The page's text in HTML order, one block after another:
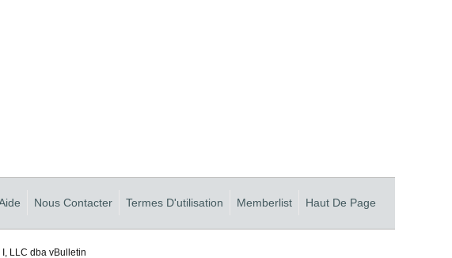
Nous Contacter Termes D'utilisation Memberlist Haut De Page
LLC dba vBulletin